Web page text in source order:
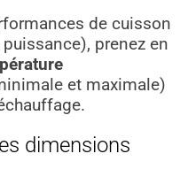
de cuisson
prenez en
et maximale)
dimensions